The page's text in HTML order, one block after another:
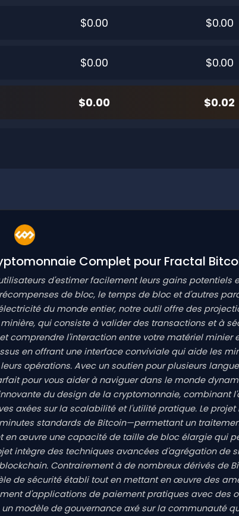
$0.00 $0.00
$0.00 $0.00
$0.00 $0.02
Complet pour Fractal
d'estimer facilement leurs gains potentiels
de bloc, le temps de bloc et d'autres
du monde entier, notre outil offre des
qui consiste à valider des transactions et à
comprendre l'interaction entre votre matériel minier
en offrant une interface conviviale qui aide les
opérations. Avec un soutien pour plusieurs
pour vous aider à naviguer dans le monde
du design de la cryptomonnaie, combinant
axées sur la scalabilité et l'utilité pratique. Le
standards de Bitcoin—permettant un
en œuvre une capacité de taille de bloc élargie qui
intègre des techniques avancées d'agrégation de
Contrairement à de nombreux dérivés de
de sécurité établi tout en mettant en œuvre des
d'applications de paiement pratiques avec des
modèle de gouvernance axé sur la communauté